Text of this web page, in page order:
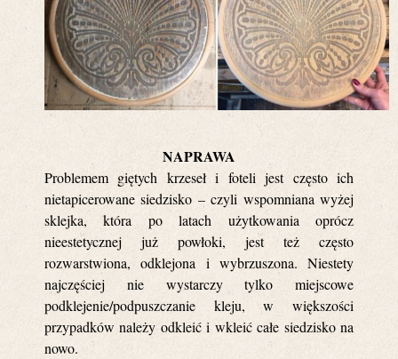
NAPRAWA
Problemem giętych krzeseł i foteli jest często ich
nietapicerowane siedzisko – czyli wspomniana wyżej
sklejka, która po latach użytkowania oprócz
nieestetycznej już powłoki, jest też często
rozwarstwiona, odklejona i wybrzuszona. Niestety
najczęściej nie wystarczy tylko miejscowe
podklejenie/podpuszczanie kleju, w większości
przypadków należy odkleić i wkleić całe siedzisko na
nowo.